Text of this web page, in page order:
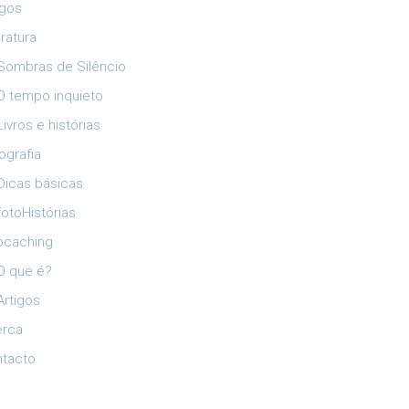
de Silêncio
tempo inquieto
e histórias
básicas
que é?